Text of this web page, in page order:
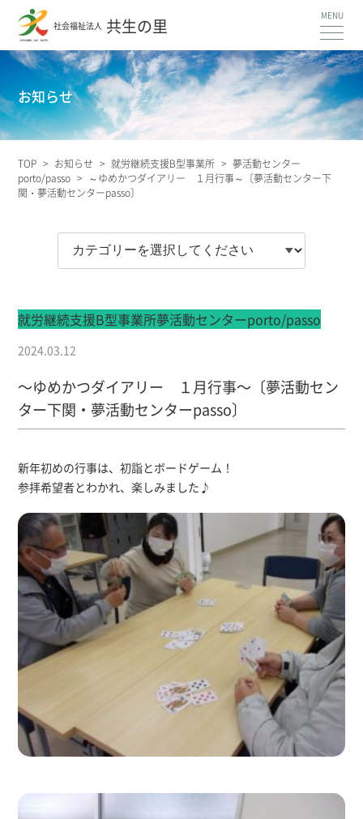
社会福祉法人 共生の里
お知らせ
TOP > お知らせ > 就労継続支援B型事業所 > 夢活動センター
porto/passo > ～ゆめかつダイアリー １月行事～〔夢活動センター下
関・夢活動センターpasso〕
就労継続支援B型事業所夢活動センターporto/passo
2024.03.12
～ゆめかつダイアリー １月行事～〔夢活動セン
ター下関・夢活動センターpasso〕
新年初めの行事は、初詣とボードゲーム！
参拝希望者とわかれ、楽しみました♪